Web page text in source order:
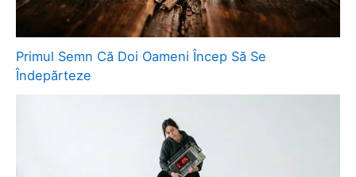
Primul Semn Că Doi Oameni Încep Să Se
Îndepărteze